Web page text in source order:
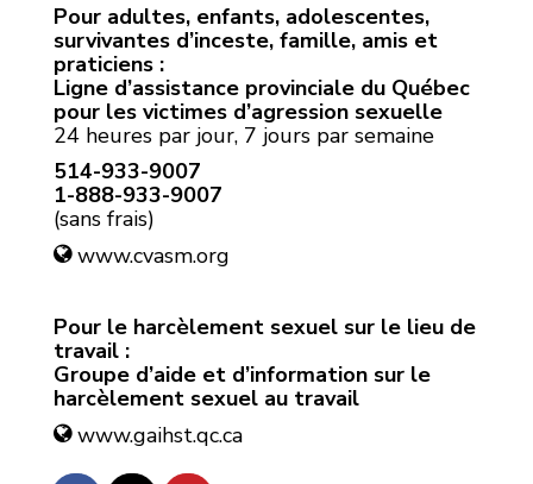
Pour adultes, enfants, adolescentes,
survivantes d’inceste, famille, amis et
praticiens :
Ligne d’assistance provinciale du Québec
pour les victimes d’agression sexuelle
24 heures par jour, 7 jours par semaine
514-933-9007
1-888-933-9007
(sans frais)
www.cvasm.org
Pour le harcèlement sexuel sur le lieu de
travail :
Groupe d’aide et d’information sur le
harcèlement sexuel au travail
www.gaihst.qc.ca